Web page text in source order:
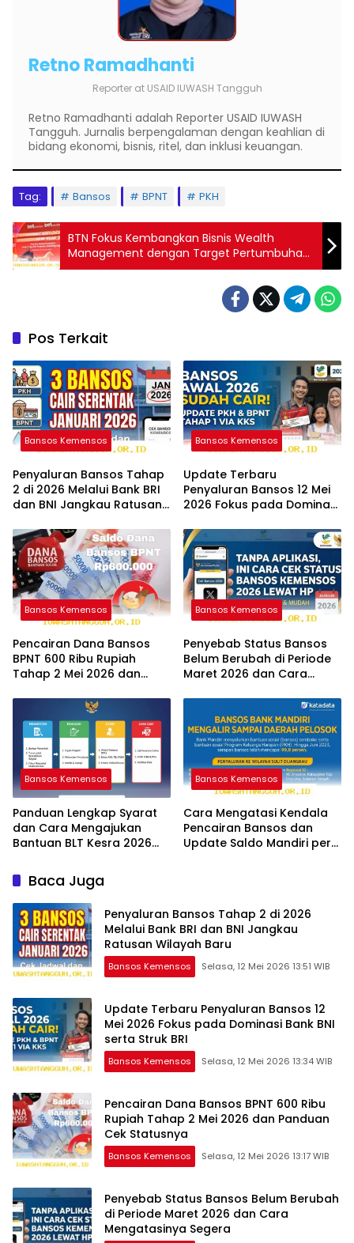
Retno Ramadhanti
Reporter at USAID IUWASH Tangguh
Retno Ramadhanti adalah Reporter USAID IUWASH
Tangguh. Jurnalis berpengalaman dengan keahlian di
bidang ekonomi, bisnis, ritel, dan inklusi keuangan.
Tag: Bansos BPNT PKH
BTN Fokus Kembangkan Bisnis Wealth
Management dengan Target Pertumbuhan
15 Persen
Pos Terkait
Bansos Kemensos
Penyaluran Bansos Tahap
2 di 2026 Melalui Bank BRI
dan BNI Jangkau Ratusan
Bansos Kemensos
Update Terbaru
Penyaluran Bansos 12 Mei
2026 Fokus pada Dominasi
Bansos Kemensos
Pencairan Dana Bansos
BPNT 600 Ribu Rupiah
Tahap 2 Mei 2026 dan
Bansos Kemensos
Penyebab Status Bansos
Belum Berubah di Periode
Maret 2026 dan Cara
Bansos Kemensos
Panduan Lengkap Syarat
dan Cara Mengajukan
Bantuan BLT Kesra 2026
Bansos Kemensos
Cara Mengatasi Kendala
Pencairan Bansos dan
Update Saldo Mandiri per
Baca Juga
Penyaluran Bansos Tahap 2 di 2026
Melalui Bank BRI dan BNI Jangkau
Ratusan Wilayah Baru
Bansos Kemensos Selasa, 12 Mei 2026 13:51 WIB
Update Terbaru Penyaluran Bansos 12
Mei 2026 Fokus pada Dominasi Bank BNI
serta Struk BRI
Bansos Kemensos Selasa, 12 Mei 2026 13:34 WIB
Pencairan Dana Bansos BPNT 600 Ribu
Rupiah Tahap 2 Mei 2026 dan Panduan
Cek Statusnya
Bansos Kemensos Selasa, 12 Mei 2026 13:17 WIB
Penyebab Status Bansos Belum Berubah
di Periode Maret 2026 dan Cara
Mengatasinya Segera